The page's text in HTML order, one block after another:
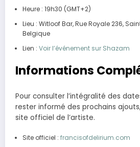
Heure : 19h30 (GMT+2)
Lieu : Witloof Bar, Rue Royale 236,
Belgique
Lien : Voir l’événement sur Shazam
Informations
Pour consulter l’intégralité des
rester informé des prochains
site officiel de l’artiste.
Site officiel : francisofdelirium.com